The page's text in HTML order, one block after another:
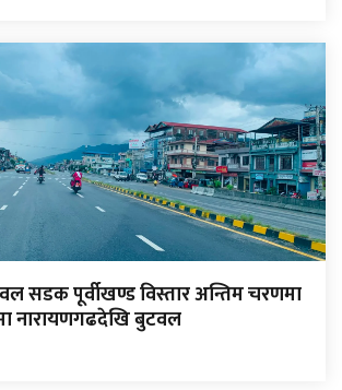
सडक पूर्वीखण्ड विस्तार अन्तिम चरणमा
नारायणगढदेखि बुटवल